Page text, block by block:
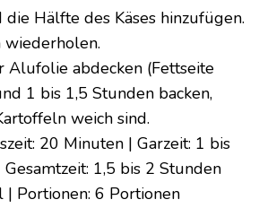
die Hälfte des Käses hinzufügen.
wiederholen.
Alufolie abdecken (Fettseite
1 bis 1,5 Stunden backen,
weich sind.
20 Minuten | Garzeit: 1 bis
1,5 bis 2 Stunden
| Portionen: 6 Portionen